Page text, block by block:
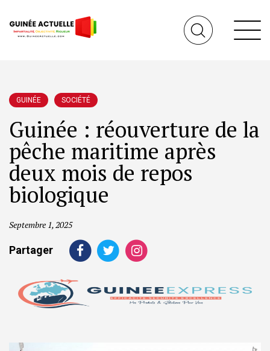
GUINÉE SOCIÉTÉ
Guinée : réouverture de la
pêche maritime après
deux mois de repos
biologique
Septembre 1, 2025
Partager